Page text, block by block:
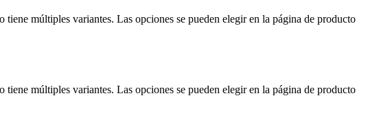
tiene múltiples variantes. Las opciones se pueden elegir en la página de producto
tiene múltiples variantes. Las opciones se pueden elegir en la página de producto